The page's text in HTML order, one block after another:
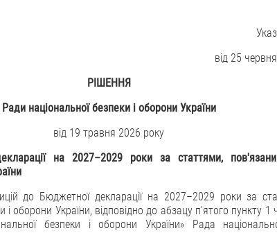
від 25
РІШЕННЯ
Ради національної безпеки і оборони України
від 19 травня 2026 року
на 2027–2029 роки за статтями,
до Бюджетної декларації на 2027–2029 роки за
і оборони України, відповідно до абзацу п'ятого пункту 1
безпеки і оборони України» Рада